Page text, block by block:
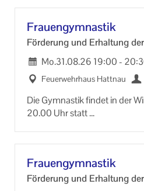
Frau­en­gym­nas­tik
För­de­rung und Er­hal­tung
Mo.31.08.26 19:00-
Feu­er­wehr­haus Hatt­nau
Die Gym­nas­tik fin­det in der
20.00 Uhr statt
Frau­en­gym­nas­tik
För­de­rung und Er­hal­tung